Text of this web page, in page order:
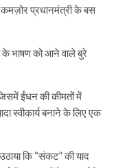
प्रधानमंत्री के बस
के भाषण को आने वाले बुरे
ईंधन की कीमतों में
स्वीकार्य बनाने के लिए एक
कि “संकट” की याद